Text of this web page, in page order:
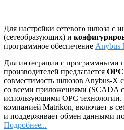
Для настройки сетевого шлюза с
(сетеобразующих) и
программное обеспечение Anybus
Для интеграции с программными
производителей предлагается
совместимость шлюзов Anybus-X
со всеми приложениями (SCADA
использующими ОРС технологии.
компанией Matrikon, включает в
и поддерживает обмен данными
Подробнее...